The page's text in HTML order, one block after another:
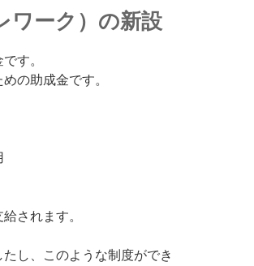
ワーク）の新設
す。
の助成金です。
されます。
し、このような制度ができ